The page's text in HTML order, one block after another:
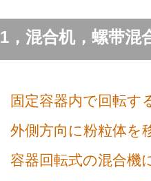
1，混合机，螺带混
固定容器内で回転す
外側方向に粉粒体を
容器回転式の混合機